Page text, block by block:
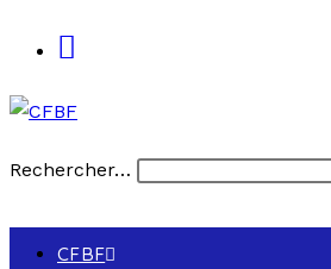
Rechercher…
CFBF